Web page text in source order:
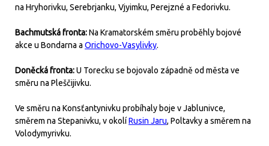
na Hryhorivku, Serebrjanku, Vjyimku, Perejzné a Fedorivku.
Bachmutská fronta:Na Kramatorském směru proběhly bojové
akce u Bondarna a Orichovo-Vasylivky.
Doněcká fronta:U Torecku se bojovalo západně od města ve
směru na Pleščijivku.
Ve směru na Konsťantynivku probíhaly boje v Jablunivce,
směrem na Stepanivku, v okolíRusin Jaru, Poltavky a směrem na
Volodymyrivku.